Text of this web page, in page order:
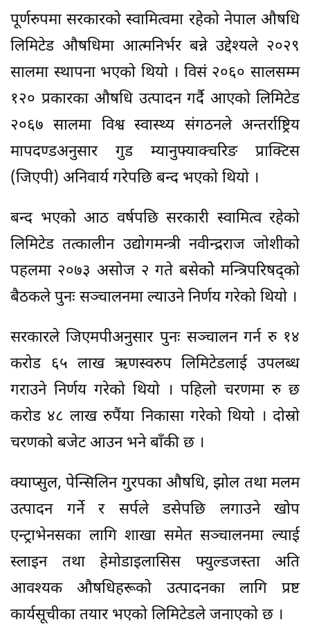
पूर्णरुपमा सरकारको स्वामित्वमा रहेको नेपाल औषधि
लिमिटेड औषधिमा आत्मनिर्भर बन्ने उद्देश्यले २०२९
सालमा स्थापना भएको थियो । विसं २०६० सालसम्म
१२० प्रकारका औषधि उत्पादन गर्दै आएको लिमिटेड
२०६७ सालमा विश्व स्वास्थ्य संगठनले अन्तर्राष्ट्रिय
मापदण्डअनुसार गुड म्यानुफ्याक्चरिङ प्राक्टिस
(जिएपी) अनिवार्य गरेपछि बन्द भएको थियो ।
बन्द भएको आठ वर्षपछि सरकारी स्वामित्व रहेको
लिमिटेड तत्कालीन उद्योगमन्त्री नवीन्द्रराज जोशीको
पहलमा २०७३ असोज २ गते बसेकोे मन्त्रिपरिषद्को
बैठकले पुनः सञ्चालनमा ल्याउने निर्णय गरेको थियो ।
सरकारले जिएमपीअनुसार पुनः सञ्चालन गर्न रु १४
करोड ६५ लाख ऋणस्वरुप लिमिटेडलाई उपलब्ध
गराउने निर्णय गरेको थियो । पहिलो चरणमा रु छ
करोड ४८ लाख रुपैंया निकासा गरेको थियो । दोस्रो
चरणको बजेट आउन भने बाँकी छ ।
क्याप्सुल, पेन्सिलिन गु्रपका औषधि, झोल तथा मलम
उत्पादन गर्ने र सर्पले डसेपछि लगाउने खोप
एन्ट्राभेनसका लागि शाखा समेत सञ्चालनमा ल्याई
स्लाइन तथा हेमोडाइलासिस फ्युल्डजस्ता अति
आवश्यक औषधिहरूको उत्पादनका लागि प्रष्ट
कार्यसूचीका तयार भएको लिमिटेडले जनाएको छ ।